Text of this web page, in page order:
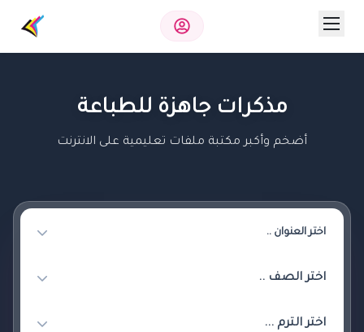
مذكرات جاهزة للطباعة
أضخم وأكبر مكتبة ملفات تعليمية على الانترنت